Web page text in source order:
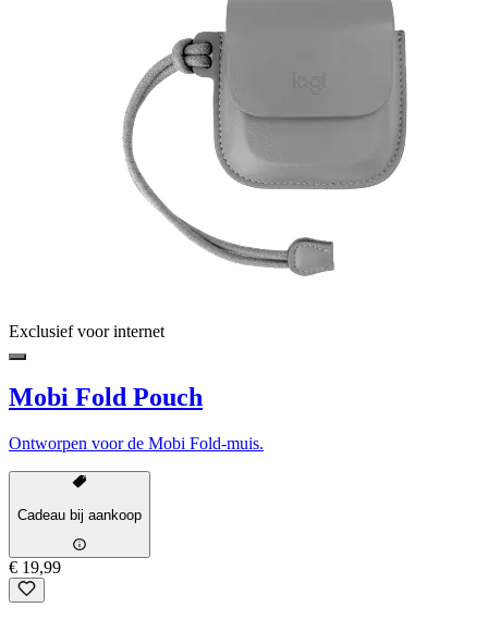
Exclusief voor internet
Mobi Fold Pouch
Ontworpen voor de Mobi Fold-muis.
Cadeau bij aankoop
€ 19,99